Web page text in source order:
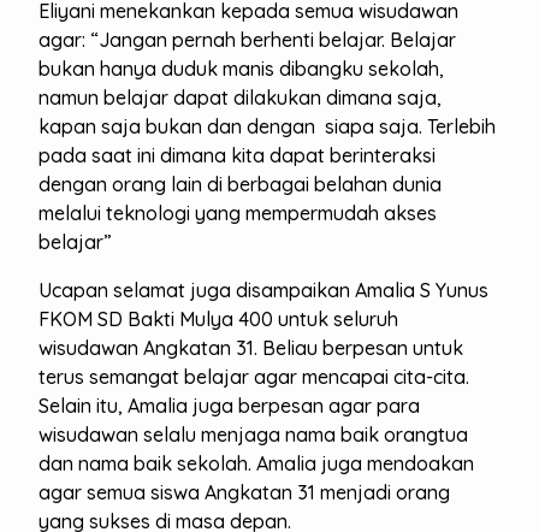
Eliyani menekankan kepada semua wisudawan
agar: “Jangan pernah berhenti belajar. Belajar
bukan hanya duduk manis dibangku sekolah,
namun belajar dapat dilakukan dimana saja,
kapan saja bukan dan dengan siapa saja. Terlebih
pada saat ini dimana kita dapat berinteraksi
dengan orang lain di berbagai belahan dunia
melalui teknologi yang mempermudah akses
belajar”
Ucapan selamat juga disampaikan Amalia S Yunus
FKOM SD Bakti Mulya 400 untuk seluruh
wisudawan Angkatan 31. Beliau berpesan untuk
terus semangat belajar agar mencapai cita-cita.
Selain itu, Amalia juga berpesan agar para
wisudawan selalu menjaga nama baik orangtua
dan nama baik sekolah. Amalia juga mendoakan
agar semua siswa Angkatan 31 menjadi orang
yang sukses di masa depan.